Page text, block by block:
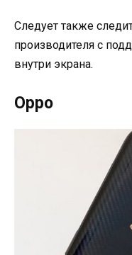
Следует также
производителя с
внутри экрана.
Oppo